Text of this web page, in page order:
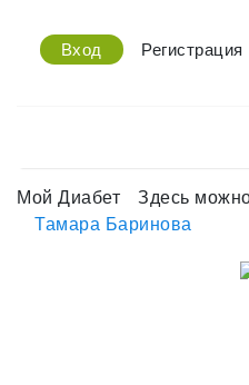
Вход Регистрация
Мой Диабет
Здесь
Тамара Баринова